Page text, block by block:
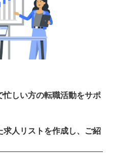
忙しい方の転職活動をサポ
求人リストを作成し、ご紹